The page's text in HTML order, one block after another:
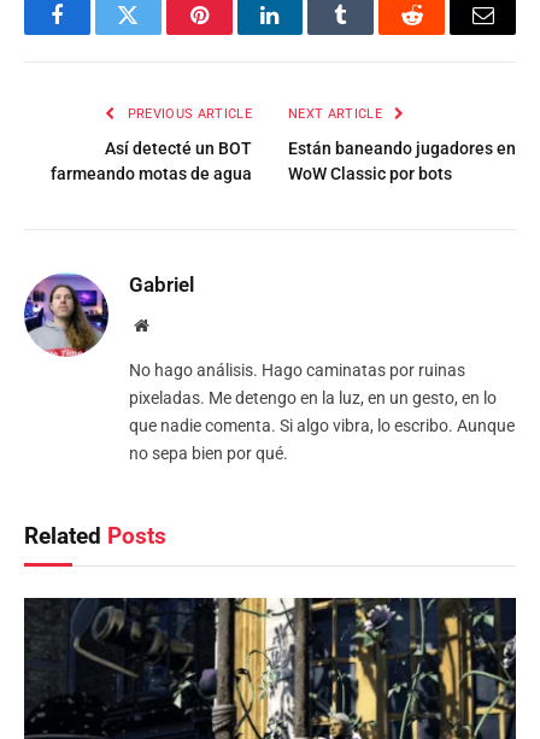
FacebookTwitter PinterestLinkedInTumblr Reddit Email
PREVIOUS ARTICLE
Así detecté un BOT
farmeando motas de agua
NEXT ARTICLE
Están baneando jugadores en
WoW Classic por bots
Gabriel
Website
No hago análisis. Hago caminatas por ruinas
pixeladas. Me detengo en la luz, en un gesto, en lo
que nadie comenta. Si algo vibra, lo escribo. Aunque
no sepa bien por qué.
Related Posts